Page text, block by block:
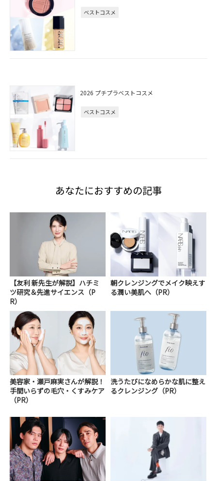
ベストコスメ
2026 プチプラベストコスメ
ベストコスメ
あなたにおすすめの記事
【友利 新先生が解説】ハチミ
ツ研究＆先進サイエンス（P
R）
朝クレンジングでメイク映えす
る潤い美肌へ（PR）
美容家・瀬戸麻実さんが解説！
手間いらずの毛穴・くすみケア
（PR）
洗うたびになめらかな肌に整え
るクレンジング（PR）